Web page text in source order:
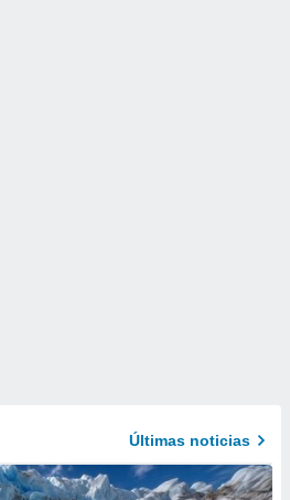
Últimas noticias